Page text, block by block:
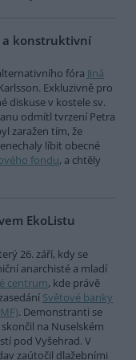
a konstruktivní
fóra Jiná
Exkluzivně pro
diskuse v kostele sv.
odmítl tvrzení Petra
zaražen tím, že
líbit obecné
fondu, a chtěly
EkoListu
26. září, kdy se
anarchisté a mladí
centrum, kde právě
Světové banky
. Demonstranti se
na Nuselském
pod Vyšehrad. V
zaútočil dlažebními